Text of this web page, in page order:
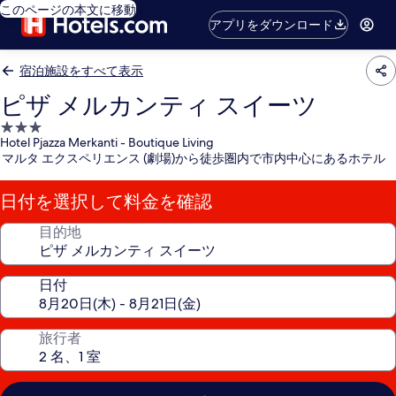
このページの本文に移動
アプリをダウンロード
宿泊施設をすべて表示
ピザ メルカンティ スイーツ
3.0
つ
星
宿
泊
施
Hotel Pjazza Merkanti - Boutique Living
マルタ エクスペリエンス (劇場)から徒歩圏内で市内中心にあるホテル
日付を選択して料金を確認
目的地
日付
旅行者